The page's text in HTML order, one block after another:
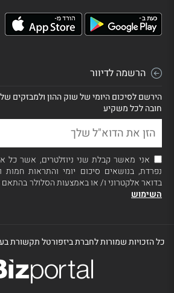
הרשמה לדיוור
הירשם לסיכום היומי של שוק ההון ולמבזקים של
חובה לכל משקיע
אני מאשר קבלת שני ניוזלטרים, אשר כל
נפרדת, בנושאים סיכום יומי והתראות חמות
בדואר אלקטרוני ו/ או באמצעות הסלולר בהתאם
השימוש
כל הזכויות שמורות לחברת ביזפורטל תקשורת